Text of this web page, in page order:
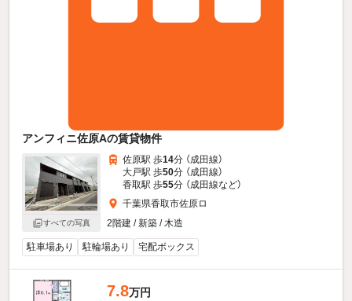
アンフィニ佐原Aの賃貸物件
すべての写真
佐原駅 歩14分 （成田線）
大戸駅 歩50分 （成田線）
香取駅 歩55分 （成田線など）
千葉県香取市佐原ロ
2階建 / 新築 / 木造
駐車場あり 駐輪場あり 宅配ボックス
7.8万円